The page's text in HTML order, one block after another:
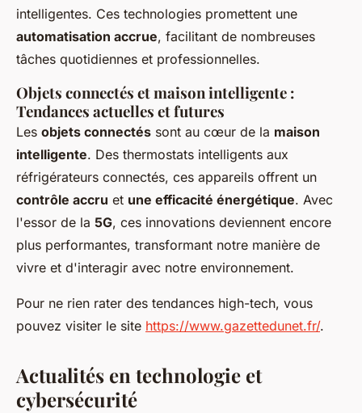
intelligentes. Ces technologies promettent une
automatisation accrue, facilitant de nombreuses
tâches quotidiennes et professionnelles.
Objets connectés et maison intelligente :
Tendances actuelles et futures
Les objets connectés sont au cœur de la maison
intelligente. Des thermostats intelligents aux
réfrigérateurs connectés, ces appareils offrent un
contrôle accru et une efficacité énergétique. Avec
l'essor de la 5G, ces innovations deviennent encore
plus performantes, transformant notre manière de
vivre et d'interagir avec notre environnement.
Pour ne rien rater des tendances high-tech, vous
pouvez visiter le site https://www.gazettedunet.fr/.
Actualités en technologie et
cybersécurité